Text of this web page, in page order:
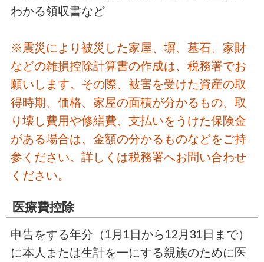
わかる領収書など
※震災により被災した家屋、塀、墓石、家財
などの雑損控除計算書の作成は、税務署でお
願いします。その際、被害を受けた資産の取
得時期、価格、家屋の面積が分かるもの、取
り壊し費用や修繕費、支払いをうけた保険金
がある場合は、金額の分かるものなどをご持
参ください。詳しくは税務署へお問い合わせ
ください。
医療費控除
申告をする年分（1月1日から12月31日まで）
に本人または生計を一にする親族のために医